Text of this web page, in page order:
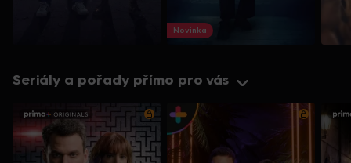
Novinka
Seriály a pořady přímo pro vás